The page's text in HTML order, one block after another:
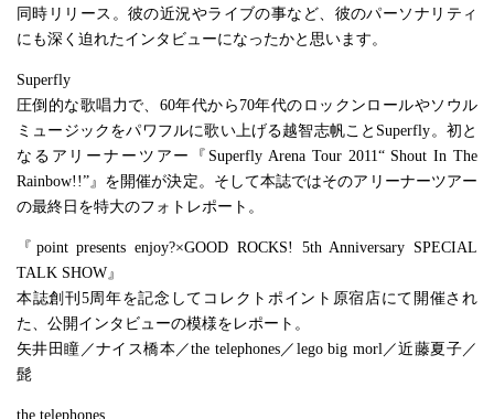
同時リリース。彼の近況やライブの事など、彼のパーソナリティ
にも深く迫れたインタビューになったかと思います。
Superfly
圧倒的な歌唱力で、60年代から70年代のロックンロールやソウル
ミュージックをパワフルに歌い上げる越智志帆ことSuperfly。初と
なるアリーナーツアー『Superfly Arena Tour 2011“ Shout In The
Rainbow!!”』を開催が決定。そして本誌ではそのアリーナーツアー
の最終日を特大のフォトレポート。
『point presents enjoy?×GOOD ROCKS! 5th Anniversary SPECIAL
TALK SHOW』
本誌創刊5周年を記念してコレクトポイント原宿店にて開催され
た、公開インタビューの模様をレポート。
矢井田瞳／ナイス橋本／the telephones／lego big morl／近藤夏子／
髭
the telephones